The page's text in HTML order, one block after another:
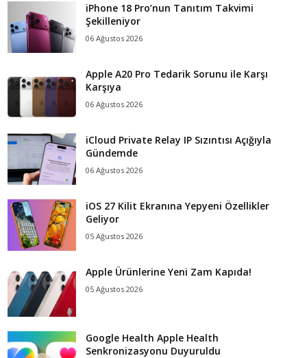
iPhone 18 Pro’nun Tanıtım Takvimi
Şekilleniyor
06 Ağustos 2026
Apple A20 Pro Tedarik Sorunu ile Karşı
Karşıya
06 Ağustos 2026
iCloud Private Relay IP Sızıntısı Açığıyla
Gündemde
06 Ağustos 2026
iOS 27 Kilit Ekranına Yepyeni Özellikler
Geliyor
05 Ağustos 2026
Apple Ürünlerine Yeni Zam Kapıda!
05 Ağustos 2026
Google Health Apple Health
Senkronizasyonu Duyuruldu